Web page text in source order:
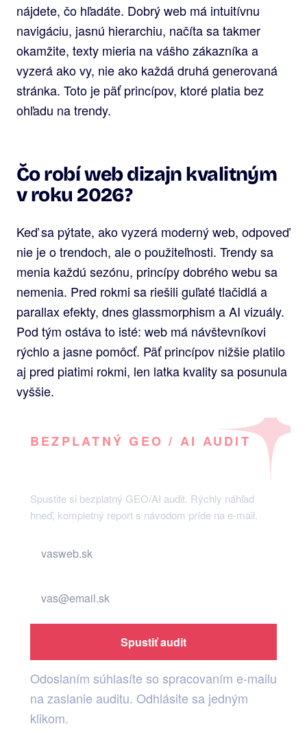
nájdete, čo hľadáte. Dobrý web má intuitívnu
navigáciu, jasnú hierarchiu, načíta sa takmer
okamžite, texty mieria na vášho zákazníka a
vyzerá ako vy, nie ako každá druhá generovaná
stránka. Toto je päť princípov, ktoré platia bez
ohľadu na trendy.
Čo robí web dizajn kvalitným
v roku 2026?
Keď sa pýtate, ako vyzerá moderný web, odpoveď
nie je o trendoch, ale o použiteľnosti. Trendy sa
menia každú sezónu, princípy dobrého webu sa
nemenia. Pred rokmi sa riešili guľaté tlačidlá a
parallax efekty, dnes glassmorphism a AI vizuály.
Pod tým ostáva to isté: web má návštevníkovi
rýchlo a jasne pomôcť. Päť princípov nižšie platilo
aj pred piatimi rokmi, len latka kvality sa posunula
vyššie.
BEZPLATNÝ GEO / AI AUDIT
Spustite si bezplatný GEO/AI audit. Rýchly náhľad
hneď, kompletný report s návodom príde na e-mail.
Spustiť audit
Odoslaním súhlasíte so spracovaním e-mailu
na zaslanie auditu. Odhlásite sa jedným
klikom.